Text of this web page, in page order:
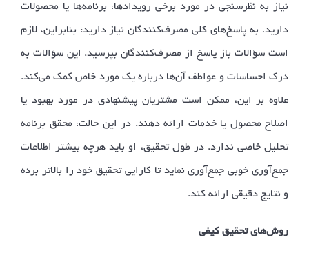
نیاز به نظرسنجی در مورد برخی رویدادها، برنامه‌ها یا محصولات
دارید، به پاسخ‌های کلی مصرف‌کنندگان نیاز دارید؛ بنابراین، لازم
است سؤالات باز پاسخ از مصرف‌کنندگان بپرسید. این سؤالات به
درک احساسات و عواطف آن‌ها درباره یک مورد خاص کمک می‌کند.
علاوه بر این، ممکن است مشتریان پیشنهادی در مورد بهبود یا
اصلاح محصول یا خدمات ارائه دهند. در این حالت، محقق برنامه
تحلیل خاصی ندارد. در طول تحقیق، او باید هرچه بیشتر اطلاعات
جمع‌آوری خوبی جمع‌آوری نماید تا کارایی تحقیق خود را بالاتر برده
و نتایج دقیقی ارائه کند.
روش‌های تحقیق کیفی